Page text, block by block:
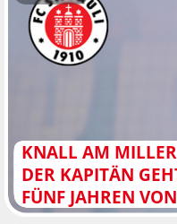
KNALL AM
DER KAPITÄN
FÜNF JAHREN